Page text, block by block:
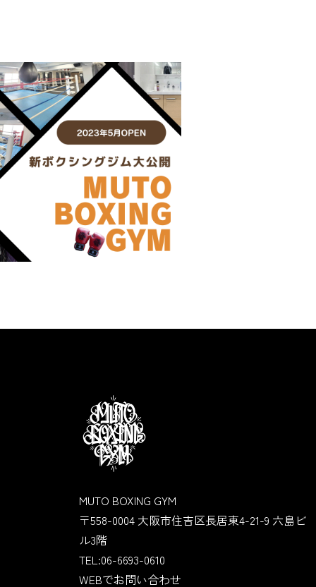
MUTO BOXING GYM
〒558-0004 大阪市住吉区長居東4-21-9 六島ビ
ル3階
TEL:06-6693-0610
WEBでお問い合わせ